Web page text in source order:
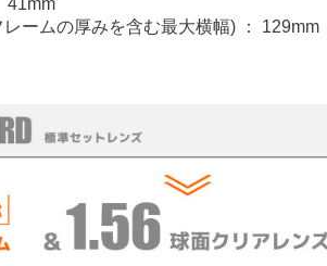
41mm
ームの厚みを含む最大横幅) ： 129mm